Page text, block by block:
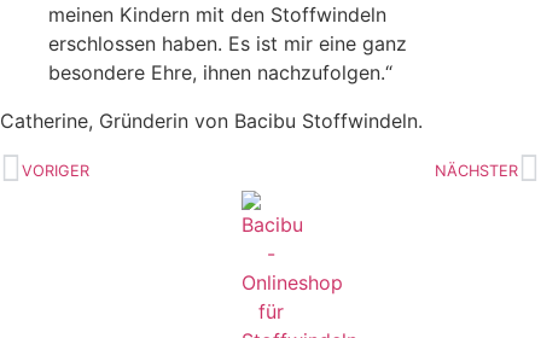
meinen Kindern mit den Stoffwindeln
erschlossen haben. Es ist mir eine ganz
besondere Ehre, ihnen nachzufolgen.“
Catherine, Gründerin von Bacibu Stoffwindeln.
VORIGER NÄCHSTER